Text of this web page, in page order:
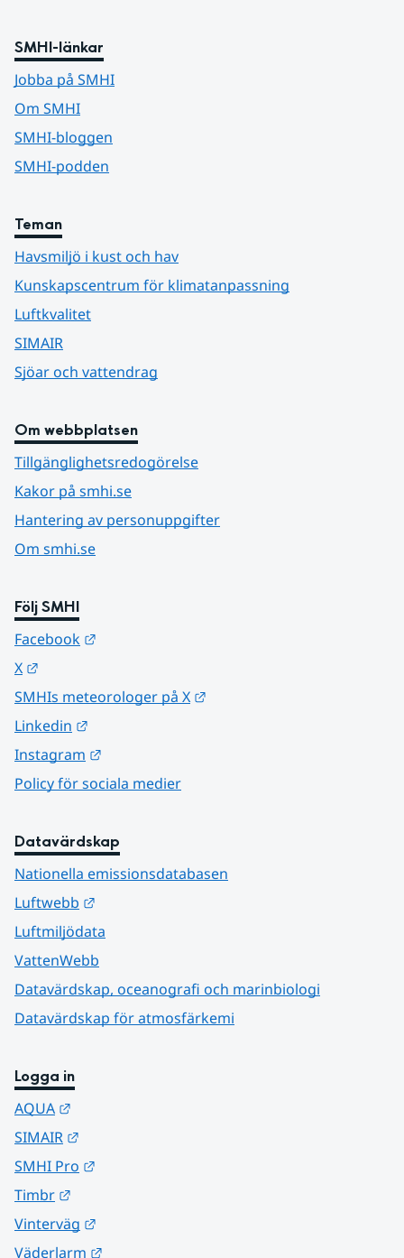
SMHI-länkar
Jobba på SMHI
Om SMHI
SMHI-bloggen
SMHI-podden
Teman
Havsmiljö i kust och hav
Kunskapscentrum för klimatanpassning
Luftkvalitet
SIMAIR
Sjöar och vattendrag
Om webbplatsen
Tillgänglighetsredogörelse
Kakor på smhi.se
Hantering av personuppgifter
Om smhi.se
Följ SMHI
Facebook
X
SMHIs meteorologer på X
Linkedin
Instagram
Policy för sociala medier
Datavärdskap
Nationella emissionsdatabasen
Luftwebb
Luftmiljödata
VattenWebb
Datavärdskap, oceanografi och marinbiologi
Datavärdskap för atmosfärkemi
Logga in
AQUA
SIMAIR
SMHI Pro
Timbr
Vinterväg
Väderlarm